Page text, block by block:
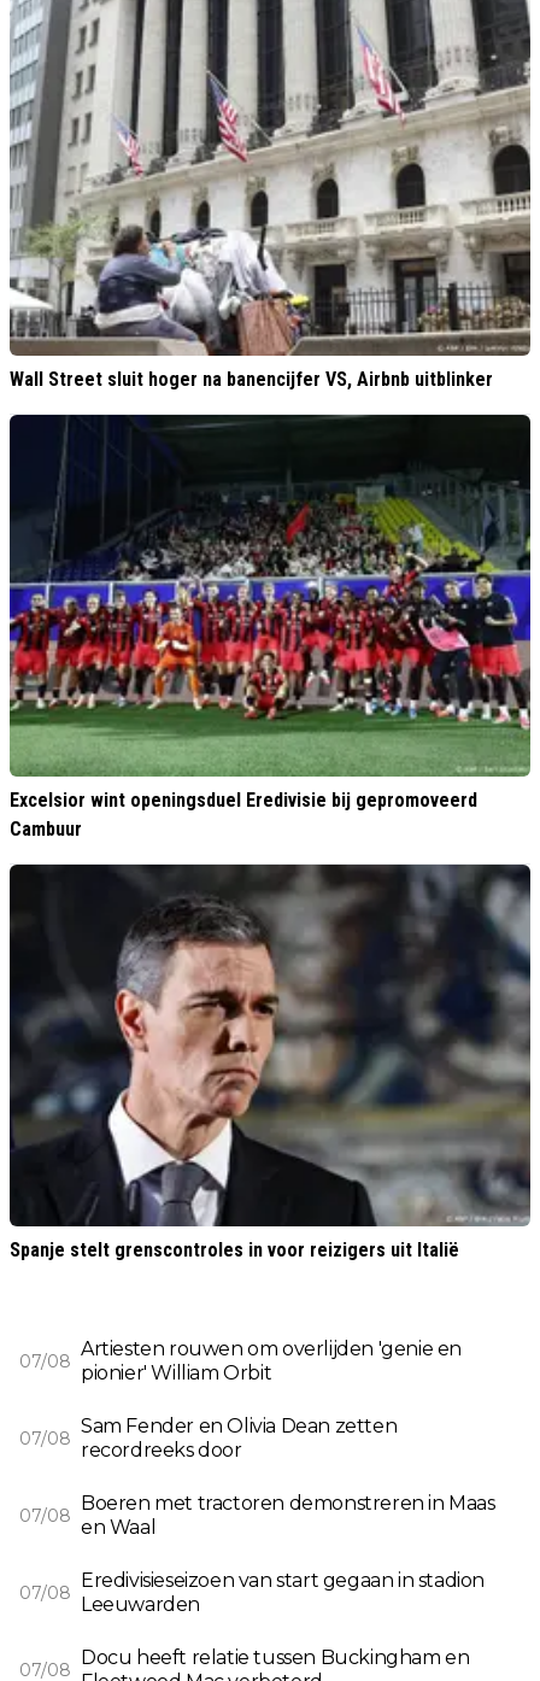
Wall Street sluit hoger na banencijfer VS, Airbnb uitblinker
Excelsior wint openingsduel Eredivisie bij gepromoveerd
Cambuur
Spanje stelt grenscontroles in voor reizigers uit Italië
07/08
Artiesten rouwen om overlijden 'genie en
pionier' William Orbit
07/08
Sam Fender en Olivia Dean zetten
recordreeks door
07/08
Boeren met tractoren demonstreren in Maas
en Waal
07/08
Eredivisieseizoen van start gegaan in stadion
Leeuwarden
07/08
Docu heeft relatie tussen Buckingham en